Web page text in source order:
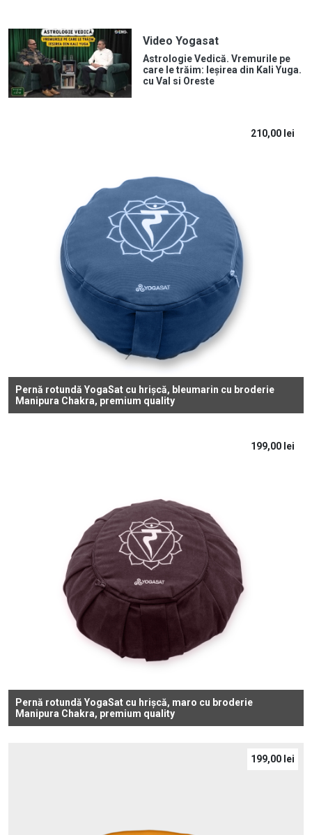
Video Yogasat
Astrologie Vedică. Vremurile pe
care le trăim: Ieșirea din Kali Yuga.
cu Val si Oreste
Pernă rotundă YogaSat cu hrișcă, bleumarin cu broderie
Manipura Chakra, premium quality
210,00 lei
Pernă rotundă YogaSat cu hrișcă, maro cu broderie
Manipura Chakra, premium quality
199,00 lei
199,00 lei